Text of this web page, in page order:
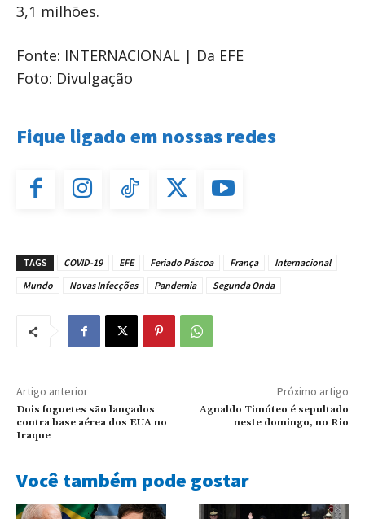
3,1 milhões.
Fonte: INTERNACIONAL | Da EFE
Foto: Divulgação
Fique ligado em nossas redes
TAGS COVID-19 EFE Feriado Páscoa França
Internacional
Mundo
Novas Infecções Pandemia Segunda Onda
Artigo anterior
Dois foguetes são lançados
contra base aérea dos EUA no
Iraque
Próximo artigo
Agnaldo Timóteo é sepultado
neste domingo, no Rio
Você também pode gostar